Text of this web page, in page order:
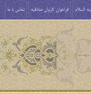
السلام فراخوان کاروان صادقیه تماس با ما